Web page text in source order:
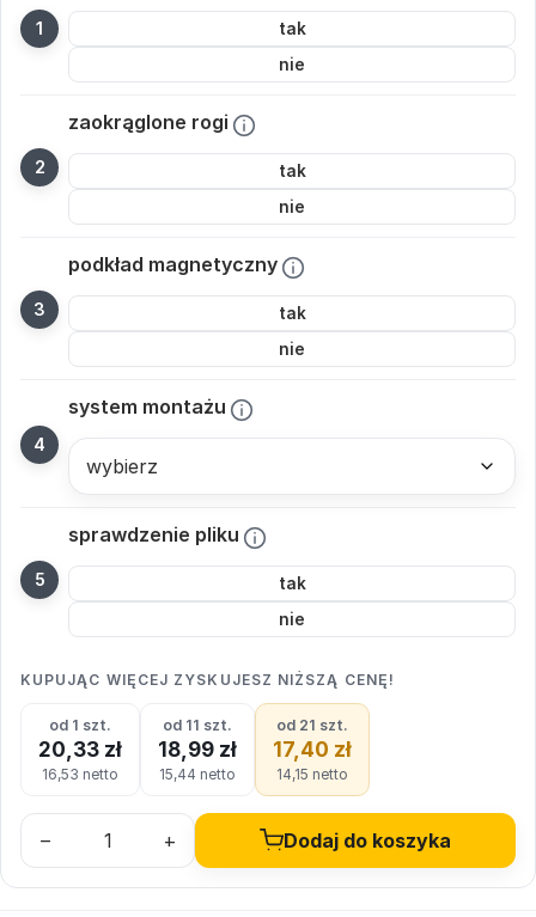
tak
nie
zaokrąglone rogi
tak
nie
podkład magnetyczny
tak
nie
system montażu
sprawdzenie pliku
tak
nie
KUPUJĄC WIĘCEJ ZYSKUJESZ NIŻSZĄ CENĘ!
od 1 szt.
20,33 zł
16,53 netto
od 11 szt.
18,99 zł
15,44 netto
od 21 szt.
17,40 zł
14,15 netto
– + Dodaj do koszyka